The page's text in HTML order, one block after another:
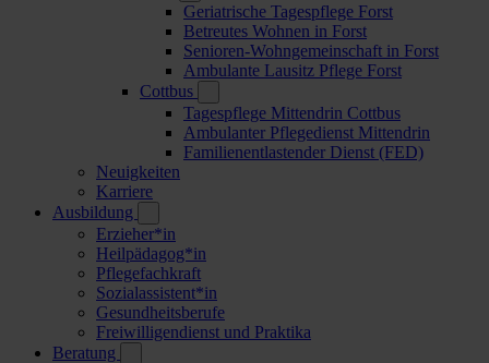
Geriatrische Tagespflege Forst
Betreutes Wohnen in Forst
Senioren-Wohngemeinschaft in Forst
Ambulante Lausitz Pflege Forst
Cottbus
Tagespflege Mittendrin Cottbus
Ambulanter Pflegedienst Mittendrin
Familienentlastender Dienst (FED)
Neuigkeiten
Karriere
Ausbildung
Erzieher*in
Heilpädagog*in
Pflegefachkraft
Sozialassistent*in
Gesundheitsberufe
Freiwilligendienst und Praktika
Beratung